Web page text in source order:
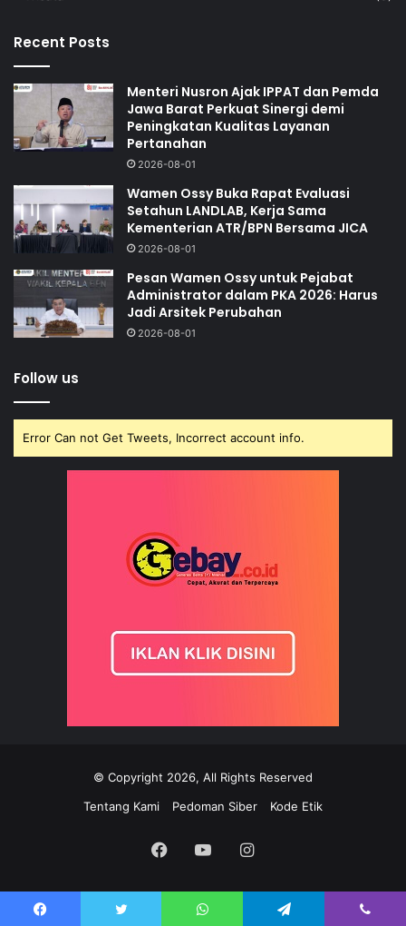
Recent Posts
Menteri Nusron Ajak IPPAT dan Pemda
Jawa Barat Perkuat Sinergi demi
Peningkatan Kualitas Layanan
Pertanahan
2026-08-01
Wamen Ossy Buka Rapat Evaluasi
Setahun LANDLAB, Kerja Sama
Kementerian ATR/BPN Bersama JICA
2026-08-01
Pesan Wamen Ossy untuk Pejabat
Administrator dalam PKA 2026: Harus
Jadi Arsitek Perubahan
2026-08-01
Follow us
Error Can not Get Tweets, Incorrect account info.
© Copyright 2026, All Rights Reserved
Tentang Kami
Pedoman Siber Kode Etik